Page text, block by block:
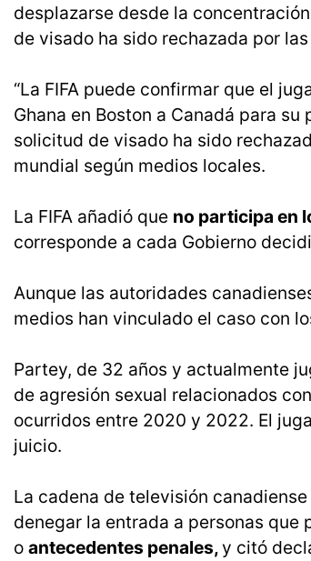
desplazarse desde la
de visado ha sido rechazada por
“La FIFA puede confirmar que el
Ghana en Boston a Canadá para
solicitud de visado ha sido
mundial según medios locales.
La FIFA añadió que no participa en
corresponde a cada Gobierno
Aunque las autoridades
medios han vinculado el caso con
Partey, de 32 años y actualmente
de agresión sexual relacionados
ocurridos entre 2020 y 2022. El
juicio.
La cadena de televisión canadiense
denegar la entrada a personas
o antecedentes penales,y citó